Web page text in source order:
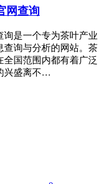
网查询
询是一个专为茶叶产业
查询与分析的网站。茶
国范围内都有着广泛
兴盛离不…